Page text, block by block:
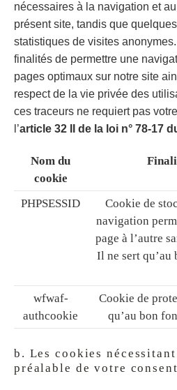
nécessaires à la navigation et
présent site, tandis que
statistiques de visites
finalités de permettre une
pages optimaux sur notre site
respect de la vie privée des
ces traceurs ne requiert pas
l’article 32 II de la loi n° 78-17
Nom du
cookie
PHPSESSID
Cookie de
navigation
page à l’autre
Il ne sert qu’au
wfwaf-
authcookie
Cookie de
qu’au bon
b. Les cookies
préalable de votre